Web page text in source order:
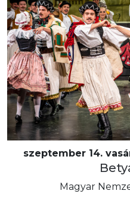
szeptember 14.
Magyar